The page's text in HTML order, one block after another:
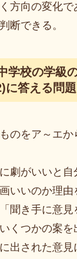
方向の変化
断できる。
学校の学級
に答える問
のをア～エ
劇がいいと自
いいのか理
聞き手に意見
くつかの案
出された意見